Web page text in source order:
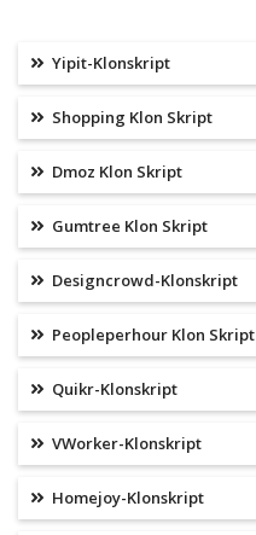
Yipit-Klonskript
Shopping Klon Skript
Dmoz Klon Skript
Gumtree Klon Skript
Designcrowd-Klonskript
Peopleperhour Klon Skript
Quikr-Klonskript
VWorker-Klonskript
Homejoy-Klonskript